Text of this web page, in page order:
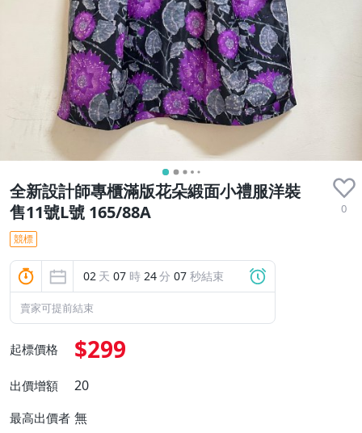
全新設計師專櫃滿版花朵緞面小禮服洋裝
售11號L號 165/88A
0
競標
02 天 07 時 24分 05 秒結束
賣家可提前結束
起標價格 $299
出價增額 20
最高出價者 無